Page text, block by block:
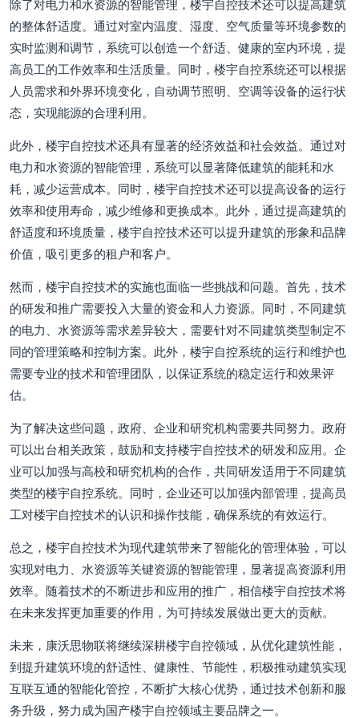
除了对电力和水资源的智能管理，楼宇自控技术还可以提高建筑
的整体舒适度。通过对室内温度、湿度、空气质量等环境参数的
实时监测和调节，系统可以创造一个舒适、健康的室内环境，提
高员工的工作效率和生活质量。同时，楼宇自控系统还可以根据
人员需求和外界环境变化，自动调节照明、空调等设备的运行状
态，实现能源的合理利用。
此外，楼宇自控技术还具有显著的经济效益和社会效益。通过对
电力和水资源的智能管理，系统可以显著降低建筑的能耗和水
耗，减少运营成本。同时，楼宇自控技术还可以提高设备的运行
效率和使用寿命，减少维修和更换成本。此外，通过提高建筑的
舒适度和环境质量，楼宇自控技术还可以提升建筑的形象和品牌
价值，吸引更多的租户和客户。
然而，楼宇自控技术的实施也面临一些挑战和问题。首先，技术
的研发和推广需要投入大量的资金和人力资源。同时，不同建筑
的电力、水资源等需求差异较大，需要针对不同建筑类型制定不
同的管理策略和控制方案。此外，楼宇自控系统的运行和维护也
需要专业的技术和管理团队，以保证系统的稳定运行和效果评
估。
为了解决这些问题，政府、企业和研究机构需要共同努力。政府
可以出台相关政策，鼓励和支持楼宇自控技术的研发和应用。企
业可以加强与高校和研究机构的合作，共同研发适用于不同建筑
类型的楼宇自控系统。同时，企业还可以加强内部管理，提高员
工对楼宇自控技术的认识和操作技能，确保系统的有效运行。
总之，楼宇自控技术为现代建筑带来了智能化的管理体验，可以
实现对电力、水资源等关键资源的智能管理，显著提高资源利用
效率。随着技术的不断进步和应用的推广，相信楼宇自控技术将
在未来发挥更加重要的作用，为可持续发展做出更大的贡献。
未来，康沃思物联将继续深耕楼宇自控领域，从优化建筑性能，
到提升建筑环境的舒适性、健康性、节能性，积极推动建筑实现
互联互通的智能化管控，不断扩大核心优势，通过技术创新和服
务升级，努力成为国产楼宇自控领域主要品牌之一。